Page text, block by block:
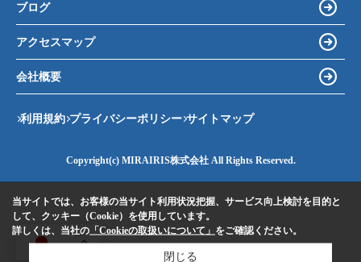
JA
ブログ
アクセスマップ
会社概要
利用規約 プライバシーポリシー サイトマップ
Copyright(c) MIRAIRIS株式会社 All Rights Reserved.
当サイトでは、お客様の当サイト利用状況把握、サービス向上検討を目的と
して、クッキー（Cookie）を使用しています。
詳しくは、当社の 「Cookieの取扱いについて」 をご確認ください。
閉じる